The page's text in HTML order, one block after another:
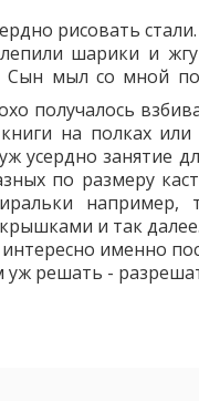
рисовать
шарики и
мыл со мной
получалось
на полках
усердно занятие
по размеру
и так
именно
уж решать -